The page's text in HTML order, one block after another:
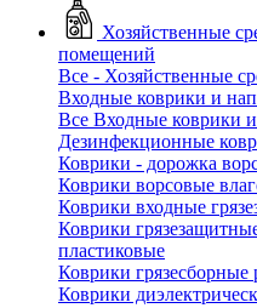
Хозяйственные
помещений
Все - Хозяйственные
Входные коврики и
Все Входные коврики
Дезинфекционные
Коврики - дорожка
Коврики ворсовые
Коврики входные
Коврики
пластиковые
Коврики грязесборные
Коврики